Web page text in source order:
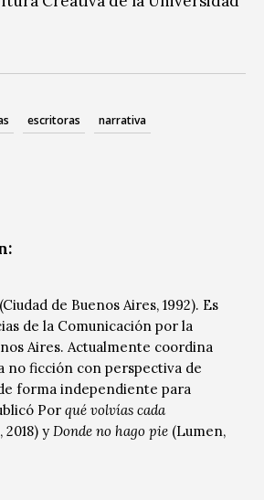
escritoras narrativa
de Buenos Aires, 1992). Es
de la Comunicación por la
Aires. Actualmente coordina
no ficción con perspectiva de
forma independiente para
Por qué volvías cada
y Donde no hago pie (Lumen,